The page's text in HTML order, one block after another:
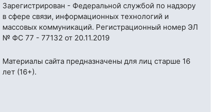
Зарегистрирован - Федеральной службой по надзору
в сфере связи, информационных технологий и
массовых коммуникаций. Регистрационный номер ЭЛ
№ ФС 77 - 77132 от 20.11.2019
Материалы сайта предназначены для лиц старше 16
лет (16+).